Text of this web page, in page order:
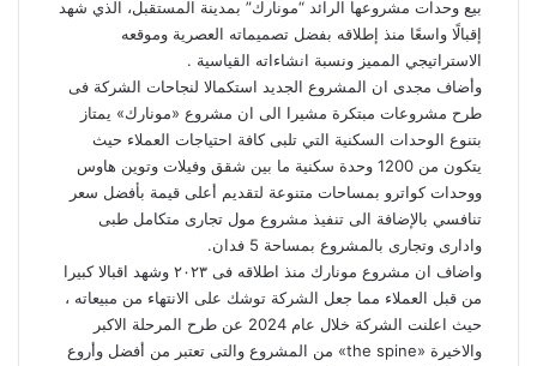
بيع وحدات مشروعها الرائد “مونارك” بمدينة المستقبل، الذي شهد
إقبالًا واسعًا منذ إطلاقه بفضل تصميماته العصرية وموقعه
الاستراتيجي المميز ونسبة انشاءاته القياسية .
وأضاف مجدى ان المشروع الجديد استكمالا لنجاحات الشركة فى
طرح مشروعات مبتكرة مشيرا الى ان مشروع «مونارك» يمتاز
بتنوع الوحدات السكنية التي تلبى كافة احتياجات العملاء حيث
يتكون من 1200 وحدة سكنية ما بين شقق وفيلات وتوين هاوس
ووحدات كواترو بمساحات متنوعة لتقديم أعلى قيمة بأفضل سعر
تنافسي بالإضافة الى تنفيذ مشروع مول تجارى متكامل طبى
وادارى وتجارى بالمشروع بمساحة 5 فدان.
واضاف ان مشروع مونارك منذ اطلاقه فى ٢٠٢٣ وشهد اقبالا كبيرا
من قبل العملاء مما جعل الشركة توشك على الانتهاء من مبيعاته ،
حيث اعلنت الشركة خلال عام 2024 عن طرح المرحلة الاكبر
والاخيرة «the spine» من المشروع والتى تعتبر من أفضل وأروع